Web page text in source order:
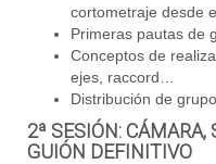
cortometraje desde
Primeras pautas de
Conceptos de
ejes, raccord…
Distribución de
2ª SESIÓN:
GUIÓN DEFINITIVO